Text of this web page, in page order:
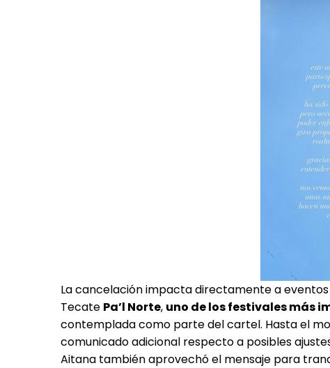
La cancelación impacta directamente a
Tecate Pa’l Norte, uno de los festivales más
contemplada como parte del cartel. Hasta el
comunicado adicional respecto a posibles
Aitana también aprovechó el mensaje para